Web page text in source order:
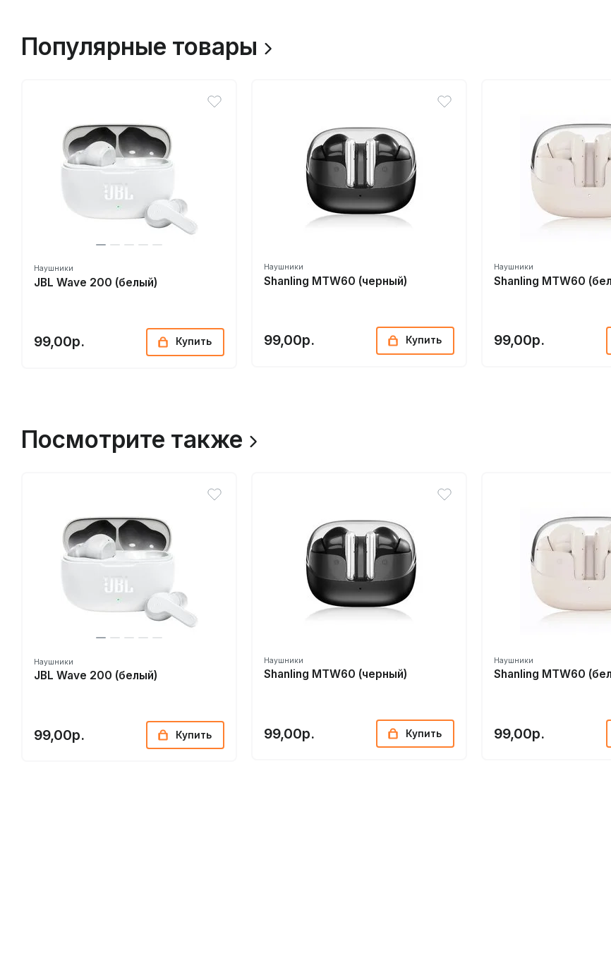
Популярные товары
Наушники
JBL Wave 200 (белый)
99,00р. Купить
Наушники
Shanling MTW60 (черный)
99,00р. Купить
Наушники
Shanling MTW60
99,00р.
Посмотрите также
Наушники
JBL Wave 200 (белый)
99,00р. Купить
Наушники
Shanling MTW60 (черный)
99,00р. Купить
Наушники
Shanling MTW60
99,00р.